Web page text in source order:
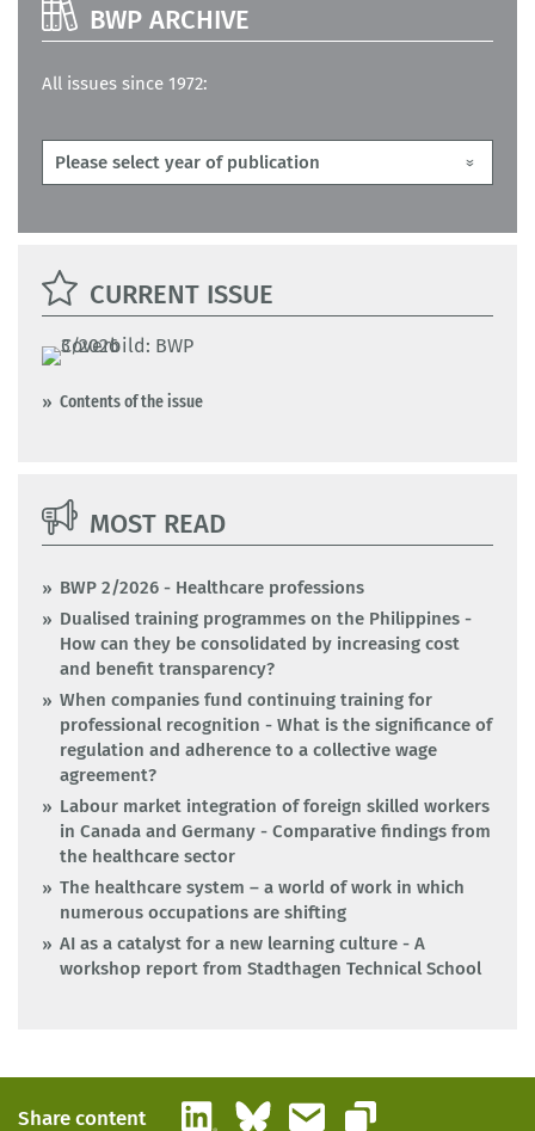
BWP ARCHIVE
All issues since 1972:
CURRENT ISSUE
Contents of the issue
MOST READ
BWP 2/2026 - Healthcare professions
Dualised training programmes on the Philippines -
How can they be consolidated by increasing cost
and benefit transparency?
When companies fund continuing training for
professional recognition - What is the significance of
regulation and adherence to a collective wage
agreement?
Labour market integration of foreign skilled workers
in Canada and Germany - Comparative findings from
the healthcare sector
The healthcare system – a world of work in which
numerous occupations are shifting
AI as a catalyst for a new learning culture - A
workshop report from Stadthagen Technical School
Share content LinkedInBlueskyEmail
Copy link